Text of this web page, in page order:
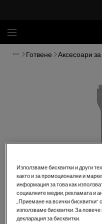
Готвене Аксесоари за
Използваме бисквитки и други
както и за промоционални и
информация за това как
социалните медии, рекламата и
„Приемане на всички бисквитки“
използваме бисквитки. За
декларация за бисквитки.